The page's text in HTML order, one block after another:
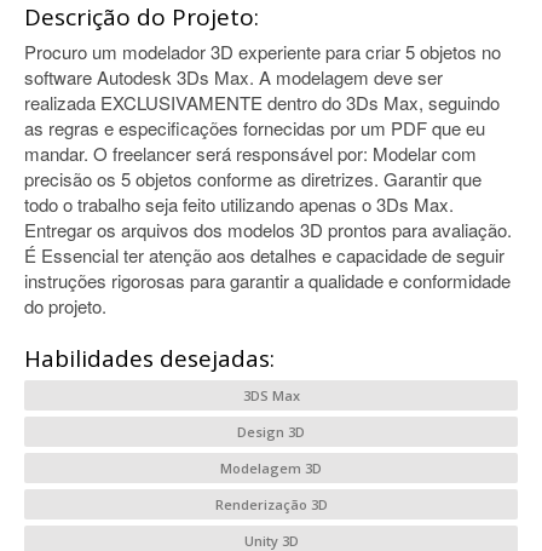
Descrição do Projeto:
Procuro um modelador 3D experiente para criar 5 objetos no
software Autodesk 3Ds Max. A modelagem deve ser
realizada EXCLUSIVAMENTE dentro do 3Ds Max, seguindo
as regras e especificações fornecidas por um PDF que eu
mandar. O freelancer será responsável por: Modelar com
precisão os 5 objetos conforme as diretrizes. Garantir que
todo o trabalho seja feito utilizando apenas o 3Ds Max.
Entregar os arquivos dos modelos 3D prontos para avaliação.
É Essencial ter atenção aos detalhes e capacidade de seguir
instruções rigorosas para garantir a qualidade e conformidade
do projeto.
Habilidades desejadas:
3DS Max
Design 3D
Modelagem 3D
Renderização 3D
Unity 3D